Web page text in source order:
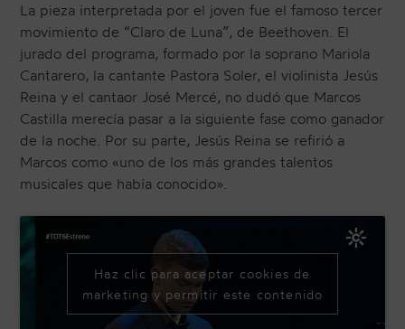
La pieza interpretada por el joven fue el famoso tercer
movimiento de “Claro de Luna”, de Beethoven. El
jurado del programa, formado por la soprano Mariola
Cantarero, la cantante Pastora Soler, el violinista Jesús
Reina y el cantaor José Mercé, no dudó que Marcos
Castilla merecía pasar a la siguiente fase como ganador
de la noche. Por su parte, Jesús Reina se refirió a
Marcos como «uno de los más grandes talentos
musicales que había conocido».
Haz clic para aceptar cookies de
marketing y permitir este contenido